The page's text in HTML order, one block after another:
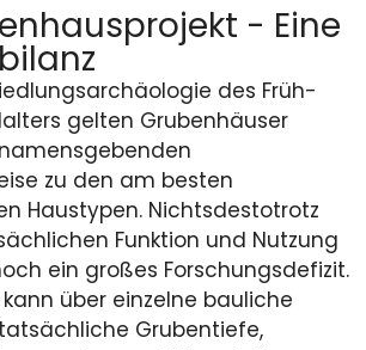
- Eine
des Früh-
gelten Grubenhäuser
zu den am besten
Haustypen. Nichtsdestotrotz
Funktion und Nutzung
ein großes Forschungsdefizit.
über einzelne bauliche
Grubentiefe,